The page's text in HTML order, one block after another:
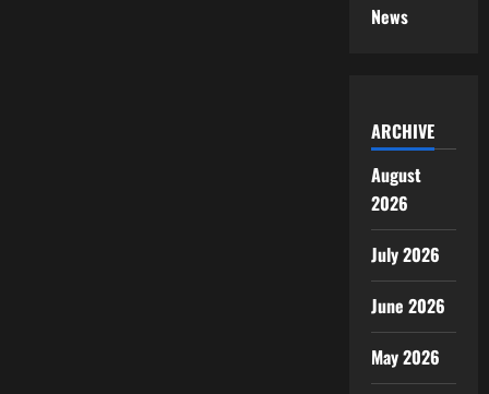
News
ARCHIVE
August
2026
July 2026
June 2026
May 2026